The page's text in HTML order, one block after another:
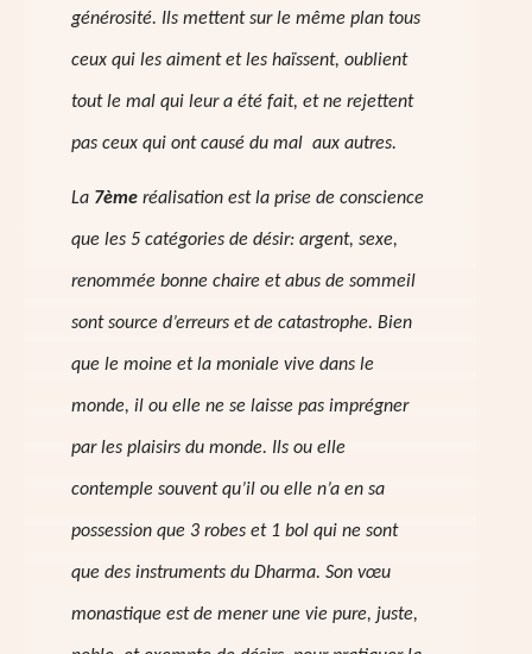
générosité. Ils mettent sur le même plan tous
ceux qui les aiment et les haïssent, oublient
tout le mal qui leur a été fait, et ne rejettent
pas ceux qui ont causé du mal aux autres.
La 7ème réalisation est la prise de conscience
que les 5 catégories de désir: argent, sexe,
renommée bonne chaire et abus de sommeil
sont source d’erreurs et de catastrophe. Bien
que le moine et la moniale vive dans le
monde, il ou elle ne se laisse pas imprégner
par les plaisirs du monde. Ils ou elle
contemple souvent qu’il ou elle n’a en sa
possession que 3 robes et 1 bol qui ne sont
que des instruments du Dharma. Son vœu
monastique est de mener une vie pure, juste,